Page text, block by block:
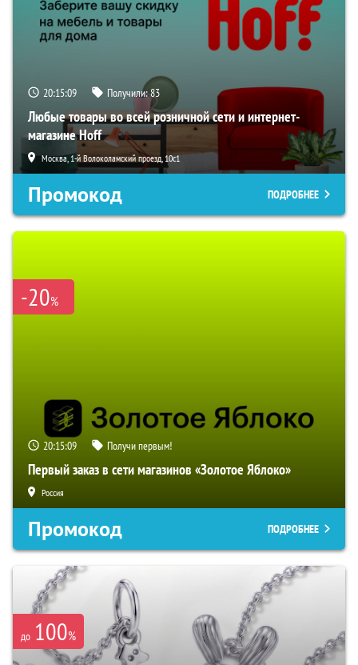
20:15:07 Получили:83
Любые товары во всей розничной сети и интернет-
магазине Hoff
Москва, 1-й Волоколамский проезд, 10с1
Промокод ПОДРОБНЕЕ
-20%
20:15:07 Получи первым!
Первый заказ в сети магазинов «Золотое Яблоко»
Россия
Промокод ПОДРОБНЕЕ
до 100%